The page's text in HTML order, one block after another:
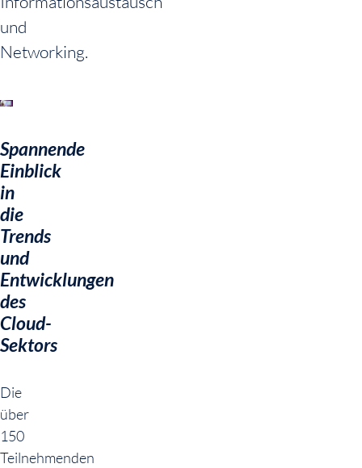
und
Networking.
Spannende
Einblick
in
die
Trends
und
Entwicklungen
des
Cloud-
Sektors
Die
über
150
Teilnehmenden